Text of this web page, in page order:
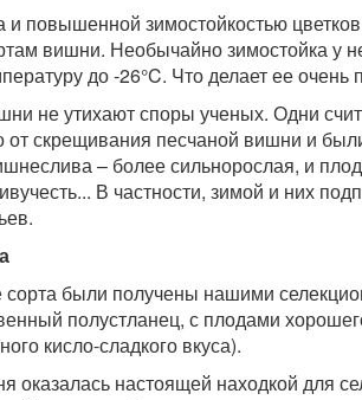
и повышенной зимостойкостью
вишни. Необычайно зимостойка у
до -26°C. Что делает ее
не утихают споры ученых. Одни
скрещивания песчаной вишни и
– более сильнорослая, и
В частности, зимой и них
сорта были получены нашими
полустланец, с плодами
кисло-сладкого вкуса).
оказалась настоящей находкой для